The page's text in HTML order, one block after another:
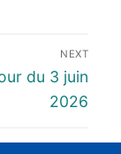
NEXT
du 3 juin
2026